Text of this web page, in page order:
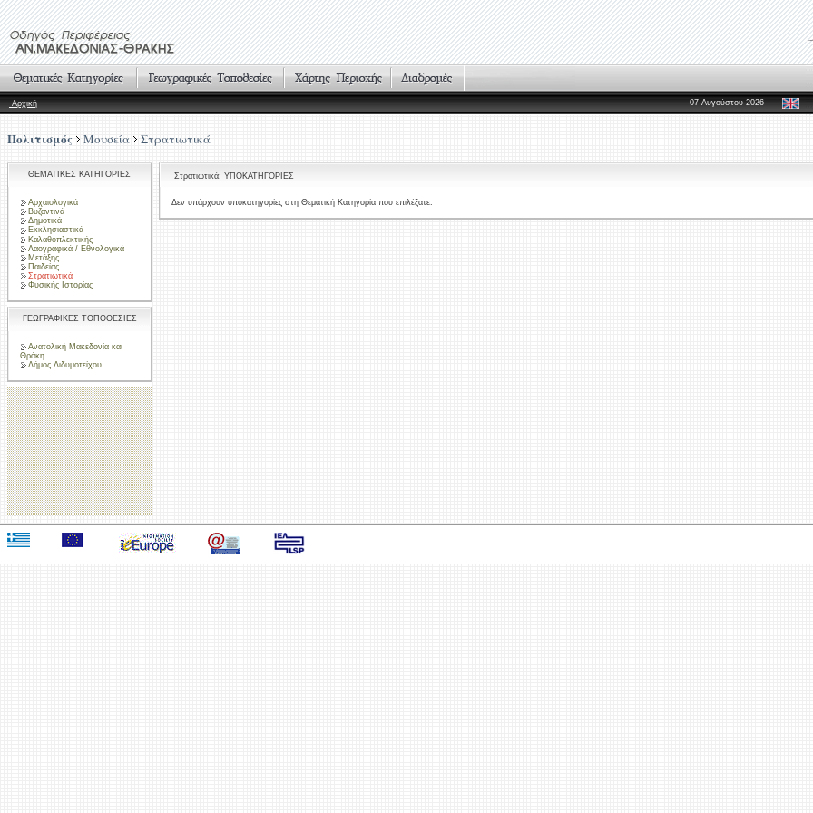
Αρχική 07 Αυγούστου 2026
Πολιτισμός Μουσεία Στρατιωτικά
ΘΕΜΑΤΙΚΕΣ ΚΑΤΗΓΟΡΙΕΣ
Αρχαιολογικά
Βυζαντινά
Δημοτικά
Εκκλησιαστικά
Καλαθοπλεκτικής
Λαογραφικά / Εθνολογικά
Μετάξης
Παιδείας
Στρατιωτικά
Φυσικής Ιστορίας
ΓΕΩΓΡΑΦΙΚΕΣ ΤΟΠΟΘΕΣΙΕΣ
Ανατολική Μακεδονία και
Θράκη
Δήμος Διδυμοτείχου
Στρατιωτικά: ΥΠΟΚΑΤΗΓΟΡΙΕΣ
Δεν υπάρχουν υποκατηγορίες στη Θεματική Κατηγορία που επιλέξατε.